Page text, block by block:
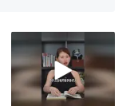
！
菜刀的女孩，
回家”改写了